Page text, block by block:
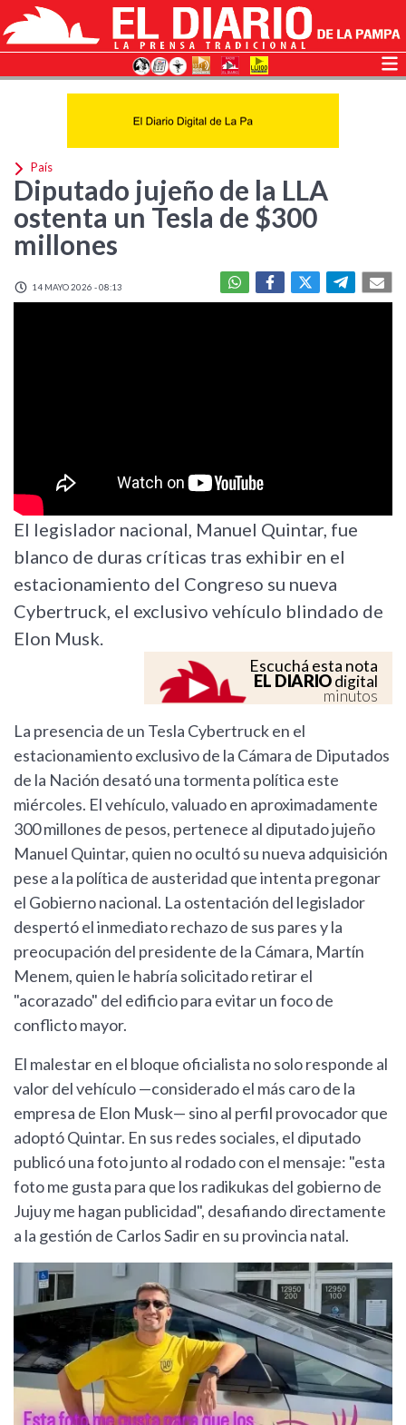
País
Diputado jujeño de la LLA
ostenta un Tesla de $300
millones
14 MAYO 2026 - 08:13
El legislador nacional, Manuel Quintar, fue
blanco de duras críticas tras exhibir en el
estacionamiento del Congreso su nueva
Cybertruck, el exclusivo vehículo blindado de
Elon Musk.
Escuchá esta nota
EL DIARIOdigital
minutos
La presencia de un Tesla Cybertruck en el
estacionamiento exclusivo de la Cámara de Diputados
de la Nación desató una tormenta política este
miércoles. El vehículo, valuado en aproximadamente
300 millones de pesos, pertenece al diputado jujeño
Manuel Quintar, quien no ocultó su nueva adquisición
pese a la política de austeridad que intenta pregonar
el Gobierno nacional. La ostentación del legislador
despertó el inmediato rechazo de sus pares y la
preocupación del presidente de la Cámara, Martín
Menem, quien le habría solicitado retirar el
"acorazado" del edificio para evitar un foco de
conflicto mayor.
El malestar en el bloque oficialista no solo responde al
valor del vehículo —considerado el más caro de la
empresa de Elon Musk— sino al perfil provocador que
adoptó Quintar. En sus redes sociales, el diputado
publicó una foto junto al rodado con el mensaje: "esta
foto me gusta para que los radikukas del gobierno de
Jujuy me hagan publicidad", desafiando directamente
a la gestión de Carlos Sadir en su provincia natal.